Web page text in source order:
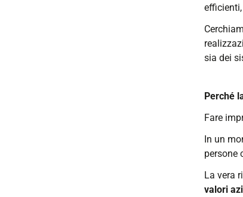
sia dei
Perché
Fare
In un
persone
La vera
valori